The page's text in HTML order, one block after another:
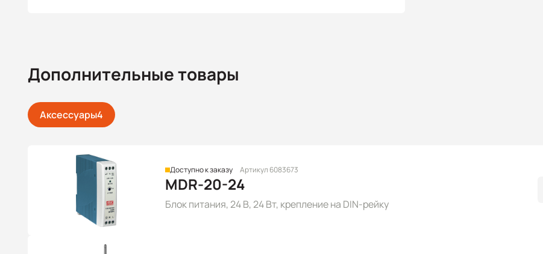
Дополнительные товары
Аксессуары4
Доступно к заказу Артикул 6083673
MDR-20-24
Блок питания, 24 В, 24 Вт, крепление на DIN-рейку